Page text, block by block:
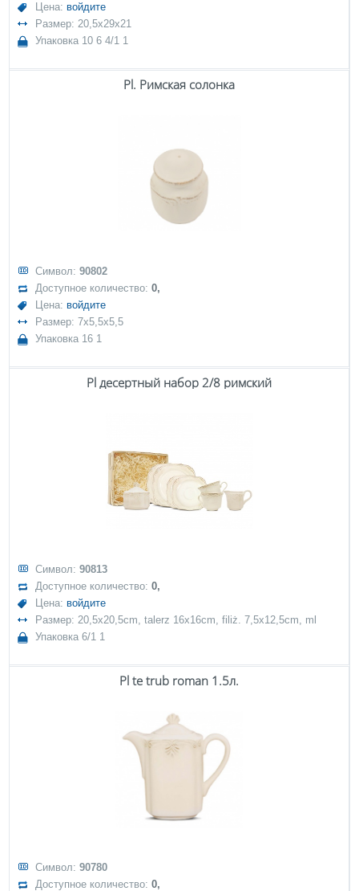
Цена: войдите
Размер: 20,5x29x21
Упаковка 10 6 4/1 1
Pl. Римская солонка
Символ:90802
Доступное количество:0,
Цена: войдите
Размер: 7x5,5x5,5
Упаковка 16 1
Pl десертный набор 2/8 римский
Символ:90813
Доступное количество:0,
Цена: войдите
Размер: 20,5x20,5cm, talerz 16x16cm, filiż. 7,5x12,5cm, ml
Упаковка 6/1 1
Pl te trub roman 1.5л.
Символ:90780
Доступное количество:0,